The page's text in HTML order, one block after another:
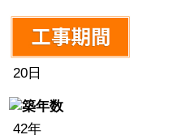
20日
42年